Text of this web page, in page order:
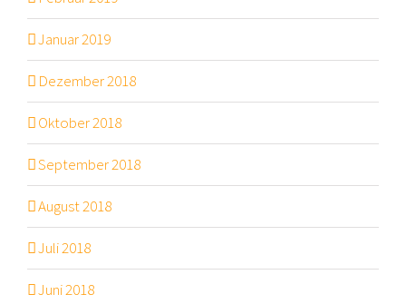
Januar 2019
Dezember 2018
Oktober 2018
September 2018
August 2018
Juli 2018
Juni 2018